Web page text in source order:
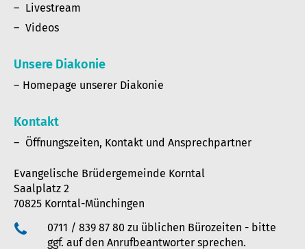
Livestream
Videos
Unsere Diakonie
Homepage unserer Diakonie
Kontakt
Öffnungszeiten, Kontakt und Ansprechpartner
Evangelische Brüdergemeinde Korntal
Saalplatz 2
70825 Korntal-Münchingen
0711 / 839 87 80 zu üblichen Bürozeiten - bitte
ggf. auf den Anrufbeantworter sprechen.